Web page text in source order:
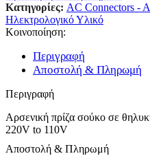
Κατηγορίες: AC Connectors -
Ηλεκτρολογικό Υλικό
Κοινοποίηση:
Περιγραφή
Αποστολή & Πληρωμή
Περιγραφή
Αρσενική πρίζα σούκο σε
220V to 110V
Αποστολή & Πληρωμή